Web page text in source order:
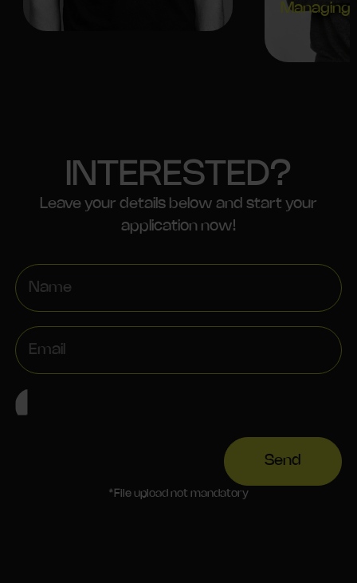
Managing
INTERESTED?
Leave your details below and start your
application now!
Send
*File upload not mandatory